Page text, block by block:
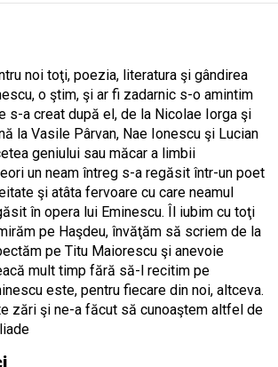
noi toţi, poezia, literatura şi gândirea
o ştim, şi ar fi zadarnic s-o amintim
s-a creat după el, de la Nicolae Iorga şi
la Vasile Pârvan, Nae Ionescu şi Lucian
geniului sau măcar a limbii
un neam întreg s-a regăsit într-un poet
şi atâta fervoare cu care neamul
în opera lui Eminescu. Îl iubim cu toţi
pe Haşdeu, învăţăm să scriem de la
pe Titu Maiorescu şi anevoie
mult timp fără să-l recitim pe
este, pentru fiecare din noi, altceva.
zări şi ne-a făcut să cunoaştem altfel de